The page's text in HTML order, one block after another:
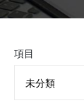
項目